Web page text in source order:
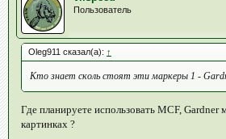
Пользователь
Oleg911 сказал(а): ↑
Кто знает сколь стоят эти маркеры 1 -
Где планируете использовать MCF, Gardner
картинках ?